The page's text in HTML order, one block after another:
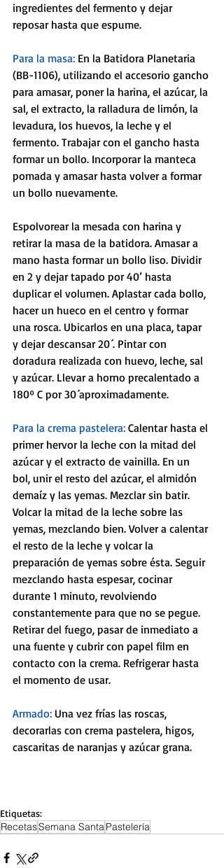
ingredientes del fermento y dejar
reposar hasta que espume.
Para la masa: En la Batidora Planetaria
(BB-1106), utilizando el accesorio gancho
para amasar, poner la harina, el azúcar, la
sal, el extracto, la ralladura de limón, la
levadura, los huevos, la leche y el
fermento. Trabajar con el gancho hasta
formar un bollo. Incorporar la manteca
pomada y amasar hasta volver a formar
un bollo nuevamente.
Espolvorear la mesada con harina y
retirar la masa de la batidora. Amasar a
mano hasta formar un bollo liso. Dividir
en 2 y dejar tapado por 40’ hasta
duplicar el volumen. Aplastar cada bollo,
hacer un hueco en el centro y formar
una rosca. Ubicarlos en una placa, tapar
y dejar descansar 20´. Pintar con
doradura realizada con huevo, leche, sal
y azúcar. Llevar a horno precalentado a
180º C por 30´aproximadamente.
Para la crema pastelera: Calentar hasta el
primer hervor la leche con la mitad del
azúcar y el extracto de vainilla. En un
bol, unir el resto del azúcar, el almidón
demaíz y las yemas. Mezclar sin batir.
Volcar la mitad de la leche sobre las
yemas, mezclando bien. Volver a calentar
el resto de la leche y volcar la
preparación de yemas sobre ésta. Seguir
mezclando hasta espesar, cocinar
durante 1 minuto, revolviendo
constantemente para que no se pegue.
Retirar del fuego, pasar de inmediato a
una fuente y cubrir con papel film en
contacto con la crema. Refrigerar hasta
el momento de usar.
Armado: Una vez frías las roscas,
decorarlas con crema pastelera, higos,
cascaritas de naranjas y azúcar grana.
Etiquetas:
RecetasSemana SantaPastelería